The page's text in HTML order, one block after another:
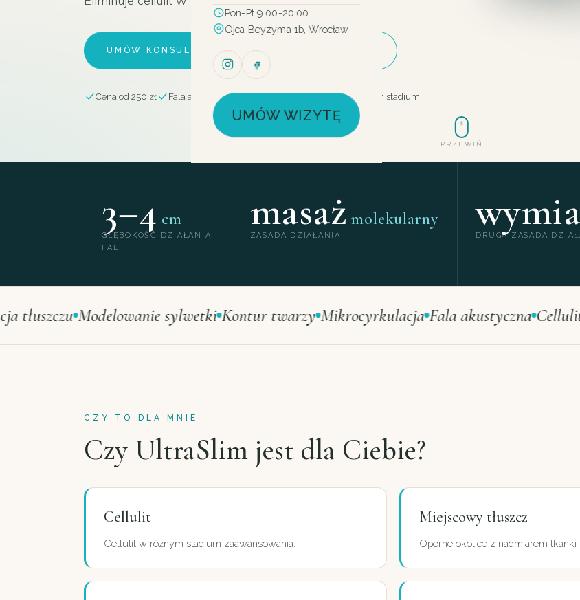
Pon-Pt 9.00-20.00
Ojca Beyzyma 1b, Wrocław
UMÓW WIZYTĘ
UMÓW KONSULTACJĘ
Cena od 250 zł Fala akustyczna Twarz i ciało Cellulit w każdym stadium
PRZEWIŃ
3–4 cm
GŁĘBOKOŚĆ DZIAŁANIA
FALI
masaż molekularny
ZASADA DZIAŁANIA DRUGA ZASADA
Modelowanie sylwetki Kontur twarzy Mikrocyrkulacja Fala akustyczna Cellulit
CZY TO DLA MNIE
Czy UltraSlim jest dla Ciebie?
Cellulit
Cellulit w różnym stadium zaawansowania.
Miejscowy tłuszcz
Oporne okolice z nadmiarem tkanki